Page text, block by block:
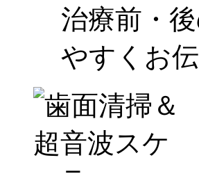
治療前・
やすくお